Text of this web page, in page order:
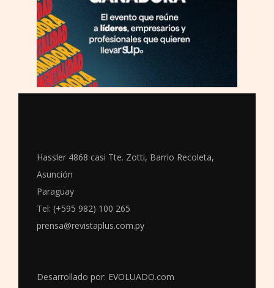
Hassler 4868 casi Tte. Zotti, Barrio Recoleta,
Asunción
Paraguay
Tel: (+595 982) 100 265
prensa@revistaplus.com.py
Desarrollado por: EVOLUADO.com